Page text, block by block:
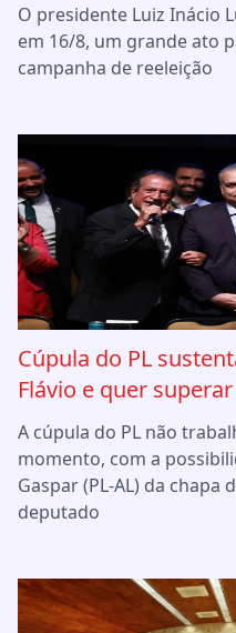
O presidente Luiz Inácio
em 16/8, um grande ato
campanha de reeleição
Cúpula do PL
Flávio e quer
A cúpula do PL não
momento, com a
Gaspar (PL-AL) da chapa
deputado